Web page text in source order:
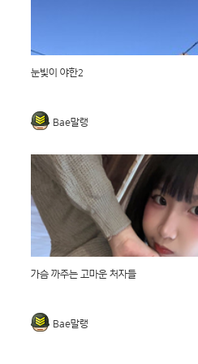
눈빛이 야한2
Bae말랭
가슴 까주는 고마운 처자들
Bae말랭